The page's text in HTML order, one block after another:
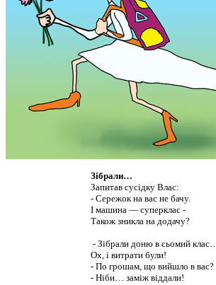
Зібрали…
Запитав сусідку Влас:
- Сережок на вас не бачу.
І машина — суперклас -
Також зникла на додачу?
- Зібрали доню в сьомий клас…
Ох, і витрати були!
- По грошам, що вийшло в вас?
- Ніби… заміж віддали!